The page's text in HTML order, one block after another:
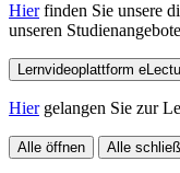
Hierfinden Sie unsere
unseren
Lernvideoplattform
Hiergelangen Sie zur
Alle öffnen Alle